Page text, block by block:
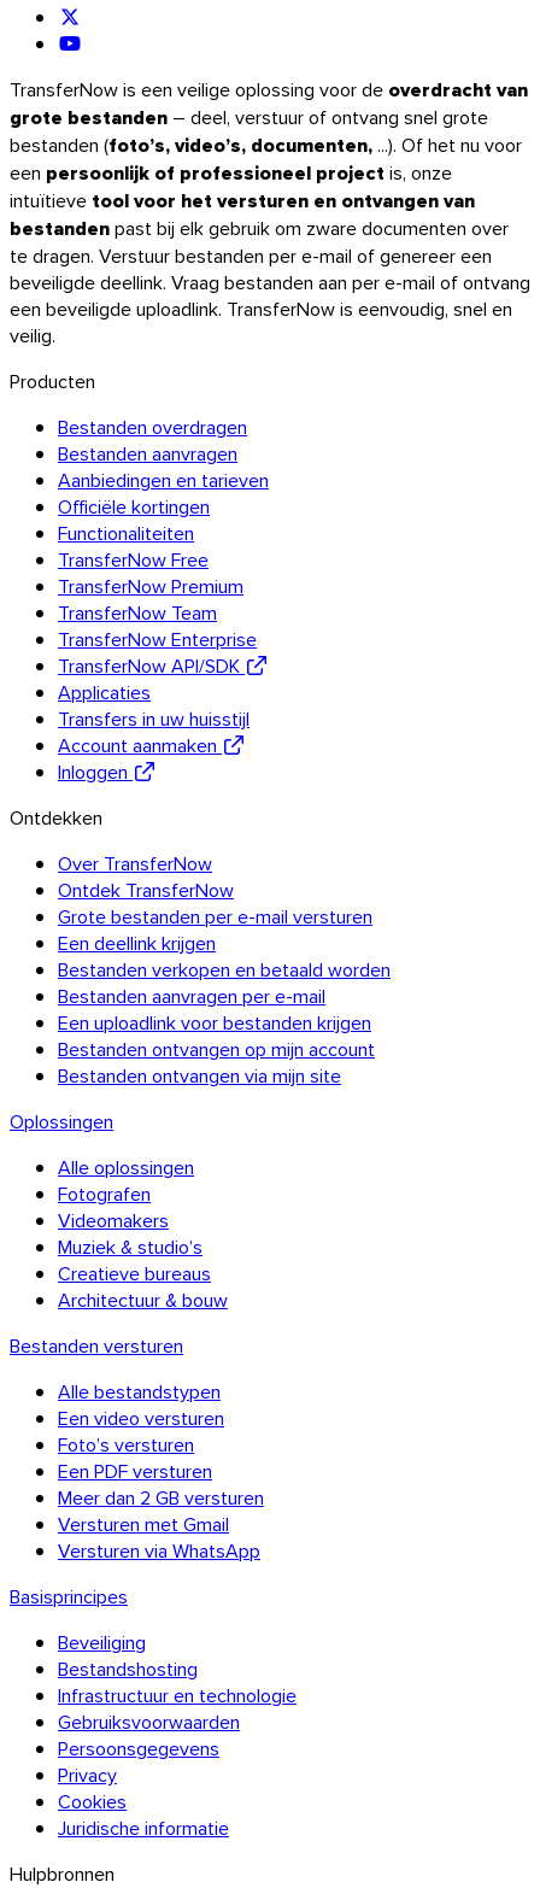
Ontdek de API
Alle bestandstypen verzenden
Blog
Support & FAQ
Contact met support
Beschikbare talen
Servicestatus
TransferNow is een veilige oplossing voor de overdracht van
grote bestanden – deel, verstuur of ontvang snel grote
bestanden (foto’s, video’s, documenten,...). Of het nu voor
een persoonlijk of professioneel projectis, onze
intuïtieve tool voor het versturen en ontvangen van
bestandenpast bij elk gebruik om zware documenten over
te dragen. Verstuur bestanden per e-mail of genereer een
beveiligde deellink. Vraag bestanden aan per e-mail of ontvang
een beveiligde uploadlink. TransferNow is eenvoudig, snel en
veilig.
Producten
Bestanden overdragen
Bestanden aanvragen
Aanbiedingen en tarieven
Officiële kortingen
Functionaliteiten
TransferNow Free
TransferNow Premium
TransferNow Team
TransferNow Enterprise
TransferNow API/SDK
Applicaties
Transfers in uw huisstijl
Account aanmaken
Inloggen
Ontdekken
Over TransferNow
Ontdek TransferNow
Grote bestanden per e-mail versturen
Een deellink krijgen
Bestanden verkopen en betaald worden
Bestanden aanvragen per e-mail
Een uploadlink voor bestanden krijgen
Bestanden ontvangen op mijn account
Bestanden ontvangen via mijn site
Oplossingen
Alle oplossingen
Fotografen
Videomakers
Muziek & studio’s
Creatieve bureaus
Architectuur & bouw
Bestanden versturen
Alle bestandstypen
Een video versturen
Foto’s versturen
Een PDF versturen
Meer dan 2 GB versturen
Versturen met Gmail
Versturen via WhatsApp
Basisprincipes
Beveiliging
Bestandshosting
Infrastructuur en technologie
Gebruiksvoorwaarden
Persoonsgegevens
Privacy
Cookies
Juridische informatie
Hulpbronnen